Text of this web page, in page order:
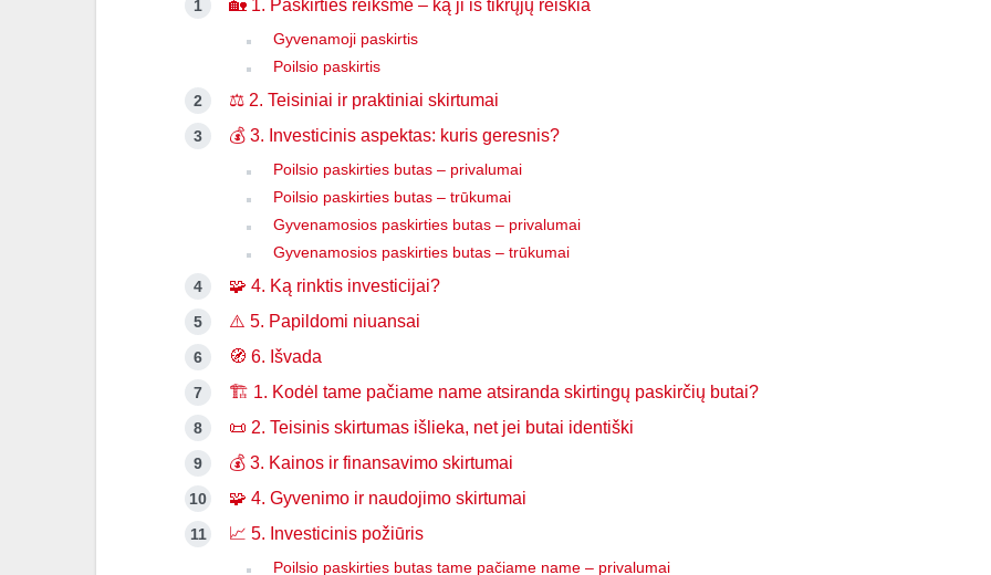
🏡 1. Paskirties reikšmė – ką ji iš tikrųjų reiškia
Gyvenamoji paskirtis
Poilsio paskirtis
⚖️ 2. Teisiniai ir praktiniai skirtumai
💰 3. Investicinis aspektas: kuris geresnis?
Poilsio paskirties butas – privalumai
Poilsio paskirties butas – trūkumai
Gyvenamosios paskirties butas – privalumai
Gyvenamosios paskirties butas – trūkumai
🧩 4. Ką rinktis investicijai?
⚠️ 5. Papildomi niuansai
🧭 6. Išvada
🏗️ 1. Kodėl tame pačiame name atsiranda skirtingų paskirčių butai?
📜 2. Teisinis skirtumas išlieka, net jei butai identiški
💰 3. Kainos ir finansavimo skirtumai
🧩 4. Gyvenimo ir naudojimo skirtumai
📈 5. Investicinis požiūris
Poilsio paskirties butas tame pačiame name – privalumai